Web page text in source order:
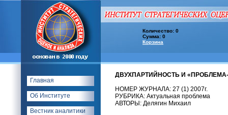
Количество: 0
Сумма: 0
Корзина
Главная
Об Институте
Вестник аналитики
ДВУХПАРТИЙНОСТЬ И
НОМЕР ЖУРНАЛА: 27 (1) 2007г.
РУБРИКА: Актуальная проблема
АВТОРЫ: Делягин Михаил